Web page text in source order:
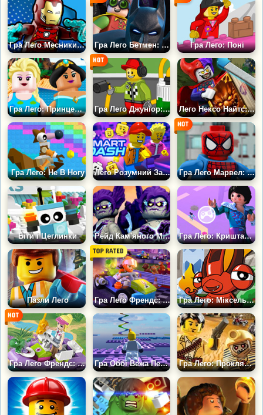
Гра Лего Месники: Геройська метушня Гра Лего Бетмен: Створи помічника Гра Лего: Поні
Гра Лего: Принцеси Діснея Гра Лего Джуніор: Заправ гонщика Лего Нексо Найтс: Лабіринт Джестро
Гра Лего: Не В Ногу Лего Розумний Забіг Гра Лего Марвел: Людина Павук
Біти і Цеглинки Рейд Кам'яного Монстра Гра Лего: Кришталевий Шлях
Пазли Лего Гра Лего Френдс: Перегони в Гартлейк Гра Лего: Міксель Манія
Гра Лего Френдс: Створи історію Гра Оббі Вежа Пекла: Лего Режим Гра Лего: Прокляття Фараона